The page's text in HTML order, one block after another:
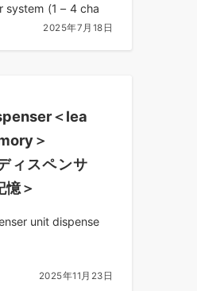
system (1 – 4 cha
2025年7月18日
＜lea
＞
ィスペンサ
憶＞
unit dispense
2025年11月23日